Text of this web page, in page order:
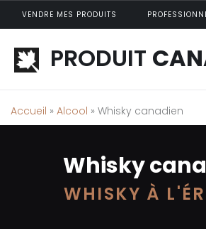
Aller au contenu principal
VENDRE MES PRODUITS
PRODUIT
Accueil » Alcool » Whisky canadien
Whisky
WHISKY À